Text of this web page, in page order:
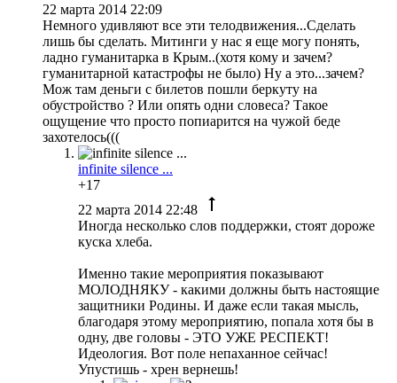
22 марта 2014 22:09
Немного удивляют все эти телодвижения...Сделать
лишь бы сделать. Митинги у нас я еще могу понять,
ладно гуманитарка в Крым..(хотя кому и зачем?
гуманитарной катастрофы не было) Ну а это...зачем?
Мож там деньги с билетов пошли беркуту на
обустройство ? Или опять одни словеса? Такое
ощущение что просто попиарится на чужой беде
захотелось(((
infinite silence ...
+17
22 марта 2014 22:48
Иногда несколько слов поддержки, стоят дороже
куска хлеба.
Именно такие мероприятия показывают
МОЛОДНЯКУ - какими должны быть настоящие
защитники Родины. И даже если такая мысль,
благодаря этому мероприятию, попала хотя бы в
одну, две головы - ЭТО УЖЕ РЕСПЕКТ!
Идеология. Вот поле непаханное сейчас!
Упустишь - хрен вернешь!